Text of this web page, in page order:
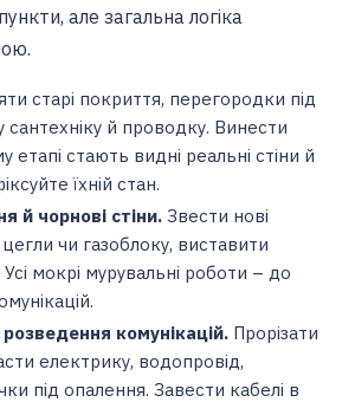
але загальна логіка
старі покриття, перегородки під
сантехніку й проводку. Винести
етапі стають видні реальні стіни й
їхній стан.
й чорнові стіни. Звести нові
чи газоблоку, виставити
Усі мокрі мурувальні роботи – до
комунікацій. Прорізати
електрику, водопровід,
під опалення. Завести кабелі в